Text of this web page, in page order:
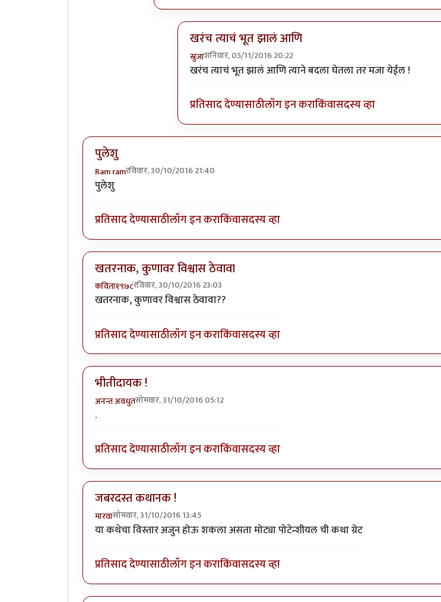
खरंच त्याचं भूत झालं आणि
स्रुजाशनिवार, 05/11/2016 20:22
In reply to+२२२ बदला हवाच!byपिलीयन रायडर
खरंच त्याचं भूत झालं आणि त्याने बदला घेतला तर मजा येईल !
प्रतिसाद देण्यासाठीलॉग इन कराकिंवासदस्य व्हा
पुलेशु
Ram ramरविवार, 30/10/2016 21:40
पुलेशु
प्रतिसाद देण्यासाठीलॉग इन कराकिंवासदस्य व्हा
खतरनाक, कुणावर विश्वास ठेवावा
कविता१९७८रविवार, 30/10/2016 23:03
खतरनाक, कुणावर विश्वास ठेवावा??
प्रतिसाद देण्यासाठीलॉग इन कराकिंवासदस्य व्हा
भीतीदायक !
अनन्त अवधुतसोमवार, 31/10/2016 05:12
.
प्रतिसाद देण्यासाठीलॉग इन कराकिंवासदस्य व्हा
जबरदस्त कथानक !
मारवासोमवार, 31/10/2016 13:45
या कथेचा विस्तार अजुन होऊ शकला असता मोट्या पोटेन्शीयल ची कथा ग्रेट
प्रतिसाद देण्यासाठीलॉग इन कराकिंवासदस्य व्हा